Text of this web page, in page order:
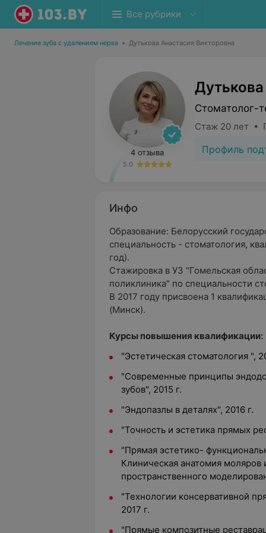
Все рубрики
Лечение зуба с удалением нерва • Дутькова Анастасия Викторовна
4 отзыва
5.0
Стоматолог-
Стаж 20 лет •
Профиль
Инфо
Образование: Белорусский
специальность - стоматология,
год).
Стажировка в УЗ "Гомельская
поликлиника" по специальности
В 2017 году присвоена 1
(Минск).
Курсы повышения квалификации:
"Эстетическая стоматология ",
"Современные принципы
зубов", 2015 г.
"Эндопазлы в деталях", 2016 г.
"Точность и эстетика прямых
"Прямая эстетико-
Клиническая анатомия моляров
пространственного
"Технологии консервативной
2017 г.
"Прямые композитные